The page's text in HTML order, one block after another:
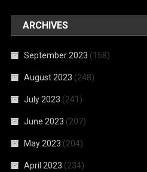
ARCHIVES
September 2023 (158)
August 2023 (248)
July 2023 (241)
June 2023 (207)
May 2023 (204)
April 2023 (234)